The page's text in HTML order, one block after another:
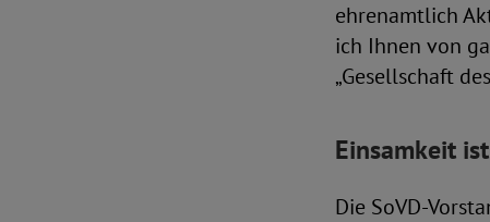
ehrenamtlich
ich Ihnen von
„Gesellschaft
Einsamkeit
Die SoVD-